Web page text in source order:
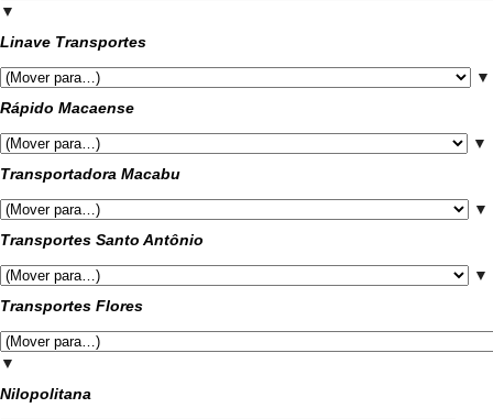
▼
Linave Transportes
▼
Rápido Macaense
▼
Transportadora Macabu
▼
Transportes Santo Antônio
▼
Transportes Flores
▼
Nilopolitana